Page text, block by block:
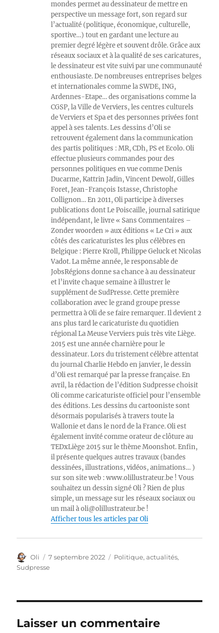
mondes permet au dessinateur de mettre en
perspective un message fort, son regard sur
l’actualité (politique, économique, culturelle,
sportive…) tout en gardant une lecture au
premier degré légère et souvent drôle. Grâce aux
réseaux sociaux et à la qualité de ses caricatures,
le dessinateur est vite suivi par une communauté
enthousiaste. De nombreuses entreprises belges
et internationales comme la SWDE, ING,
Ardennes-Etape… des organisations comme la
CGSP, la Ville de Verviers, les centres culturels
de Verviers et Spa et des personnes privées font
appel à ses talents. Les dessins d’Oli se
retrouvent également dans la communication
des partis politiques : MR, CDh, PS et Ecolo. Oli
effectue plusieurs commandes pour des
personnes politiques en vue comme Denis
Ducarme, Kattrin Jadin, Vincent Dewolf, Gilles
Foret, Jean-François Istasse, Christophe
Collignon… En 2011, Oli participe à diverses
publications dont Le Poiscaille, journal satirique
indépendant, le livre « Sans Commentaires –
Zonder woorden » aux éditions « Le Cri » aux
côtés des caricaturistes les plus célèbres en
Belgique : Pierre Kroll, Philippe Geluck et Nicolas
Vadot. La même année, le responsable de
JobsRégions donne sa chance à au dessinateur
et l’invite chaque semaine à illustrer le
supplément de SudPresse. Cette première
collaboration avec le grand groupe presse
permettra à Oli de se faire remarquer. Il devient 2
ans plus tard le caricaturiste du quotidien
régional La Meuse Verviers puis très vite Liège.
2015 est une année charnière pour le
dessinateur. Lors du tristement célèbre attentat
du journal Charlie Hebdo en janvier, le dessin
d’Oli est remarqué par la presse française. En
avril, la rédaction de l’édition Sudpresse choisit
Oli comme caricaturiste officiel pour l’ensemble
des éditions. Les dessins du cartooniste sont
désormais popularisés à travers toute la
Wallonie et dans le nord de la France. Oli est
également invité comme orateur de clôture au
TEDxLiège 2015 sur le thème Moonshot. Enfin,
il présente quelques autres travaux (bandes
dessinées, illustrations, vidéos, animations… )
sur son site web : www.olillustrateur.be ! Vous
souhaitez un dessin signé Oli ? Rien de plus
simple, un message sur les réseaux sociaux ou
un mail à oli@olillustrateur.be !
Afficher tous les articles par Oli
Auteur
Oli
Publié
le
7 septembre 2022 Catégories
Politique, actualités,
Sudpresse
Laisser un commentaire